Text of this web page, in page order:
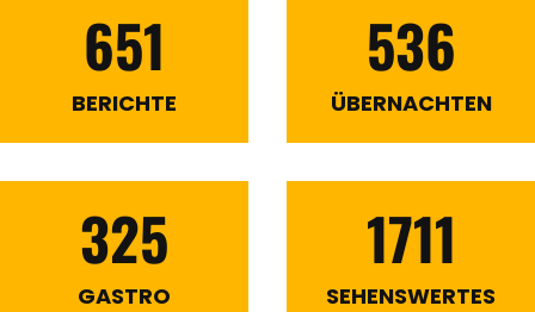
651
BERICHTE
536
ÜBERNACHTEN
325
GASTRO
1711
SEHENSWERTES